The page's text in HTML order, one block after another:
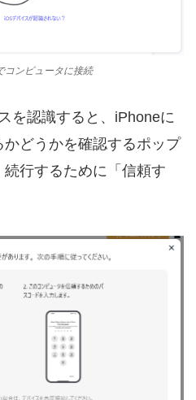
コンピュータに接続
を認識すると、iPhoneに
どうかを確認するポップ
行するために「信頼す